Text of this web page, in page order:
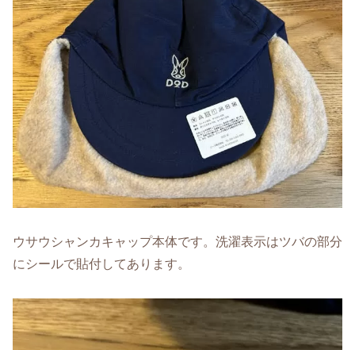
ウサウシャンカキャップ本体です。洗濯表示はツバの部分
にシールで貼付してあります。